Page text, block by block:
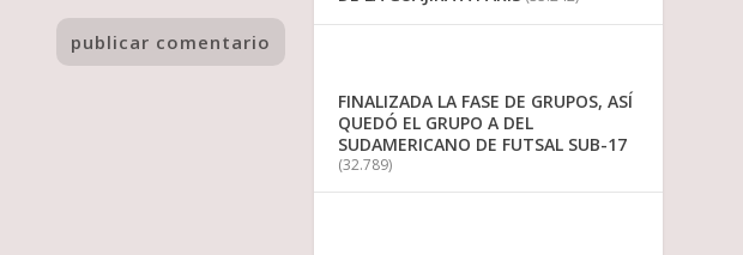
FINALIZADA LA FASE DE GRUPOS, ASÍ
QUEDÓ EL GRUPO A DEL
SUDAMERICANO DE FUTSAL SUB-17
(32.789)